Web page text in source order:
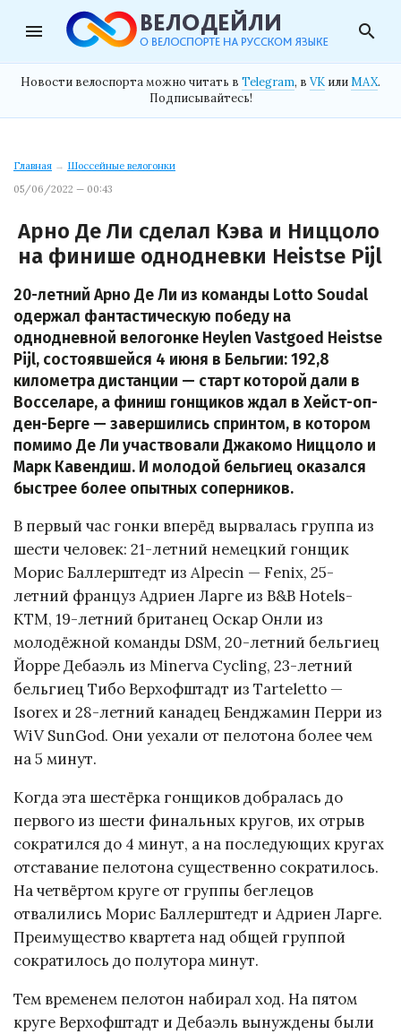
menu search
Новости велоспорта можно читать в Telegram, в VK илиMAX.
Подписывайтесь!
Главная → Шоссейные велогонки
05/06/2022 — 00:43
Арно Де Ли сделал Кэва и Ниццоло
на финише однодневки Heistse Pijl
20-летний Арно Де Ли из команды Lotto Soudal
одержал фантастическую победу на
однодневной велогонке Heylen Vastgoed Heistse
Pijl, состоявшейся 4 июня в Бельгии: 192,8
километра дистанции — старт которой дали в
Восселаре, а финиш гонщиков ждал в Хейст-оп-
ден-Берге — завершились спринтом, в котором
помимо Де Ли участвовали Джакомо Ниццоло и
Марк Кавендиш. И молодой бельгиец оказался
быстрее более опытных соперников.
В первый час гонки вперёд вырвалась группа из
шести человек: 21-летний немецкий гонщик
Морис Баллерштедт из Alpecin — Fenix, 25-
летний француз Адриен Ларге из B&B Hotels-
KTM, 19-летний британец Оскар Онли из
молодёжной команды DSM, 20-летний бельгиец
Йорре Дебаэль из Minerva Cycling, 23-летний
бельгиец Тибо Верхофштадт из Tarteletto —
Isorex и 28-летний канадец Бенджамин Перри из
WiV SunGod. Они уехали от пелотона более чем
на 5 минут.
Когда эта шестёрка гонщиков добралась до
первого из шести финальных кругов, их отрыв
сократился до 4 минут, а на последующих кругах
отставание пелотона существенно сократилось.
На четвёртом круге от группы беглецов
отвалились Морис Баллерштедт и Адриен Ларге.
Преимущество квартета над общей группой
сократилось до полутора минут.
Тем временем пелотон набирал ход. На пятом
круге Верхофштадт и Дебаэль вынуждены были